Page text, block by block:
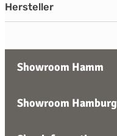
Hersteller
Showroom Hamm
Showroom Hamburg